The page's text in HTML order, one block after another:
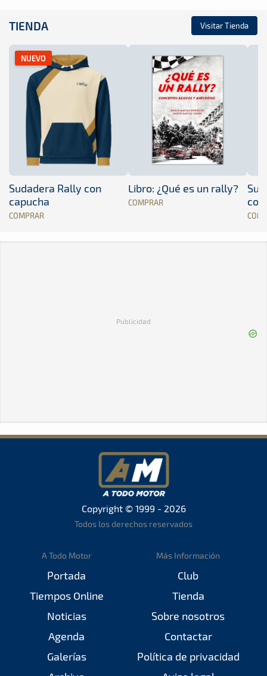
TIENDA Visitar Tienda
NUEVO
Sudadera Rally con
capucha
COMPRAR
Libro: ¿Qué es un rally?
COMPRAR
Publicidad
Copyright © 1999 - 2026
Todos los derechos reservados
A Todo Motor
Portada
Tiempos Online
Noticias
Agenda
Galerías
Más Información
Club
Tienda
Sobre nosotros
Contactar
Política de privacidad